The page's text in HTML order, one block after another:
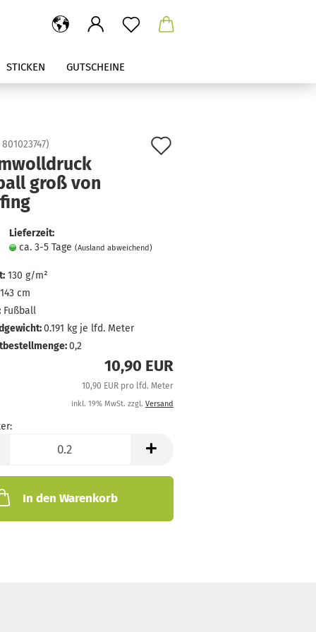
STICKEN GUTSCHEINE
801023747)
groß von
Lieferzeit:
ca. 3-5 Tage (Ausland abweichend)
130 g/m²
143 cm
Fußball
0.191 kg je lfd. Meter
0,2
10,90 EUR
10,90 EUR pro lfd. Meter
inkl. 19% MwSt. zzgl. Versand
In den Warenkorb